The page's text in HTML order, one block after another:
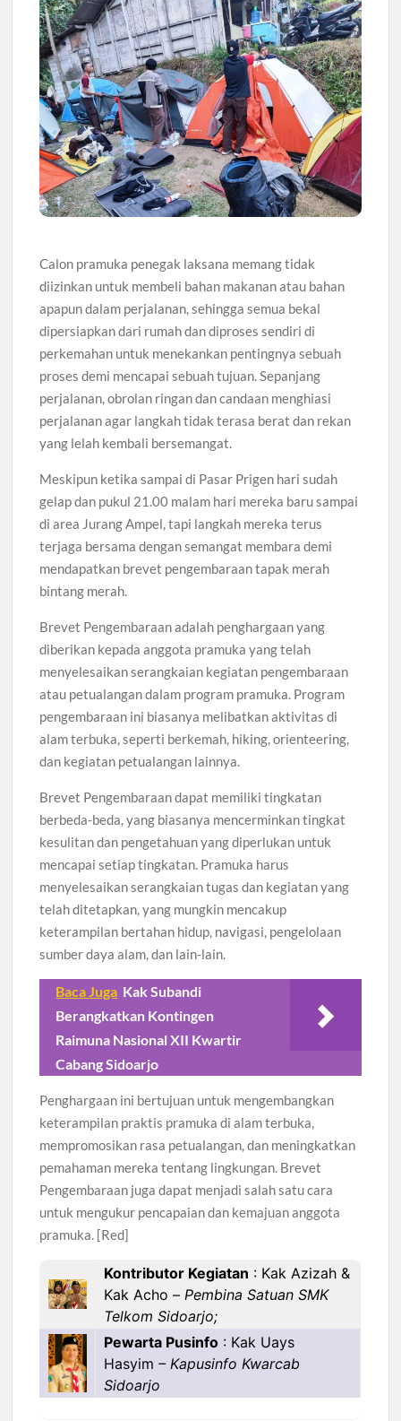
Calon pramuka penegak laksana memang tidak
diizinkan untuk membeli bahan makanan atau bahan
apapun dalam perjalanan, sehingga semua bekal
dipersiapkan dari rumah dan diproses sendiri di
perkemahan untuk menekankan pentingnya sebuah
proses demi mencapai sebuah tujuan. Sepanjang
perjalanan, obrolan ringan dan candaan menghiasi
perjalanan agar langkah tidak terasa berat dan rekan
yang lelah kembali bersemangat.
Meskipun ketika sampai di Pasar Prigen hari sudah
gelap dan pukul 21.00 malam hari mereka baru sampai
di area Jurang Ampel, tapi langkah mereka terus
terjaga bersama dengan semangat membara demi
mendapatkan brevet pengembaraan tapak merah
bintang merah.
Brevet Pengembaraan adalah penghargaan yang
diberikan kepada anggota pramuka yang telah
menyelesaikan serangkaian kegiatan pengembaraan
atau petualangan dalam program pramuka. Program
pengembaraan ini biasanya melibatkan aktivitas di
alam terbuka, seperti berkemah, hiking, orienteering,
dan kegiatan petualangan lainnya.
Brevet Pengembaraan dapat memiliki tingkatan
berbeda-beda, yang biasanya mencerminkan tingkat
kesulitan dan pengetahuan yang diperlukan untuk
mencapai setiap tingkatan. Pramuka harus
menyelesaikan serangkaian tugas dan kegiatan yang
telah ditetapkan, yang mungkin mencakup
keterampilan bertahan hidup, navigasi, pengelolaan
sumber daya alam, dan lain-lain.
Baca Juga Kak Subandi
Berangkatkan Kontingen
Raimuna Nasional XII Kwartir
Cabang Sidoarjo
Penghargaan ini bertujuan untuk mengembangkan
keterampilan praktis pramuka di alam terbuka,
mempromosikan rasa petualangan, dan meningkatkan
pemahaman mereka tentang lingkungan. Brevet
Pengembaraan juga dapat menjadi salah satu cara
untuk mengukur pencapaian dan kemajuan anggota
pramuka. [Red]
Kontributor Kegiatan : Kak Azizah &
Kak Acho –Pembina Satuan SMK
Telkom Sidoarjo;
Pewarta Pusinfo : Kak Uays
Hasyim– Kapusinfo Kwarcab
Sidoarjo